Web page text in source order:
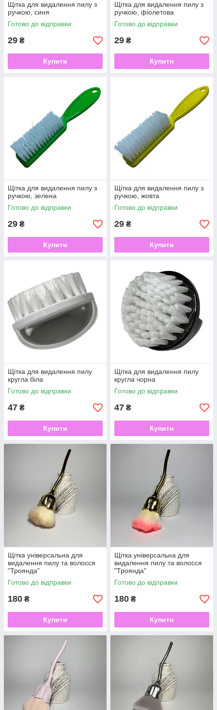
Щітка для видалення пилу з
ручкою, синя
Готово до відправки
29 ₴
Купити
Щітка для видалення пилу з
ручкою, фіолетова
Готово до відправки
29 ₴
Купити
Щітка для видалення пилу з
ручкою, зелена
Готово до відправки
29 ₴
Купити
Щітка для видалення пилу з
ручкою, жовта
Готово до відправки
29 ₴
Купити
Щітка для видалення пилу
кругла біла
Готово до відправки
47 ₴
Купити
Щітка для видалення пилу
кругла чорна
Готово до відправки
47 ₴
Купити
Щітка універсальна для
видалення пилу та волосся
"Троянда"
Готово до відправки
180 ₴
Купити
Щітка універсальна для
видалення пилу та волосся
"Троянда"
Готово до відправки
180 ₴
Купити